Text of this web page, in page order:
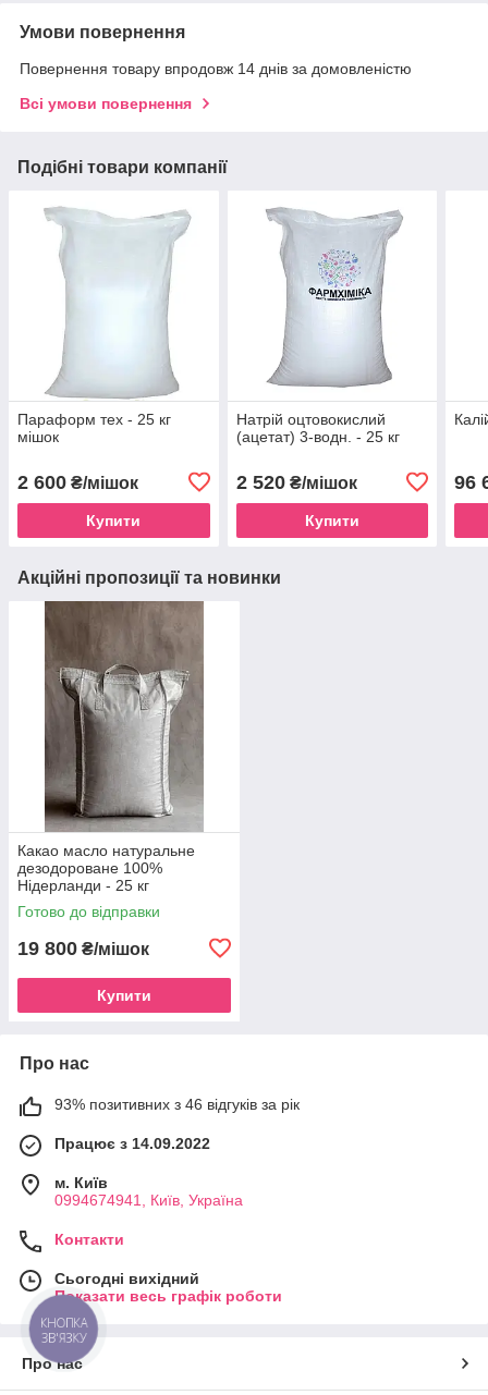
Умови повернення
Повернення товару впродовж 14 днів за домовленістю
Всі умови повернення
Подібні товари компанії
Параформ тех - 25 кг
мішок
2 600 ₴/мішок
Купити
Натрій оцтовокислий
(ацетат) 3-водн. - 25 кг
2 520₴/мішок
Купити
96
Акційні пропозиції та новинки
Какао масло натуральне
дезодороване 100%
Нідерланди - 25 кг
Готово до відправки
19 800 ₴/мішок
Купити
Про нас
93% позитивних з 46 відгуків за рік
Працює з 14.09.2022
м. Київ
0994674941, Київ, Україна
Контакти
Сьогодні вихідний
Показати весь графік роботи
Про нас
КНОПКА
ЗВ'ЯЗКУ